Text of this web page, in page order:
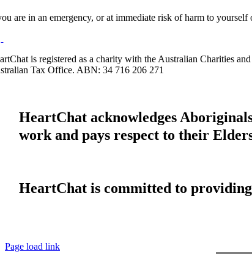
are in an emergency, or at immediate risk of harm to yourself
is registered as a charity with the Australian Charities
Tax Office. ABN: 34 716 206 271
HeartChat acknowledges
work and pays respect to their
HeartChat is committed to
Page load link